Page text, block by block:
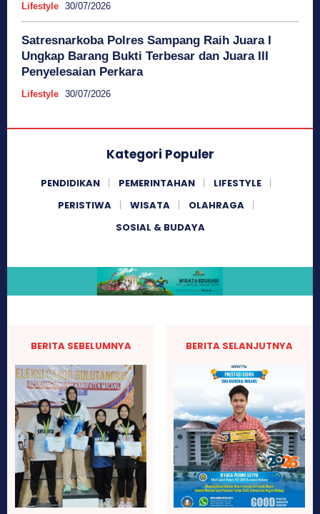
Lifestyle 30/07/2026
Satresnarkoba Polres Sampang Raih Juara I
Ungkap Barang Bukti Terbesar dan Juara III
Penyelesaian Perkara
Lifestyle 30/07/2026
Kategori Populer
PENDIDIKAN PEMERINTAHAN
LIFESTYLE
PERISTIWA
WISATA
OLAHRAGA
SOSIAL & BUDAYA
BERITA SEBELUMNYA BERITA SELANJUTNYA